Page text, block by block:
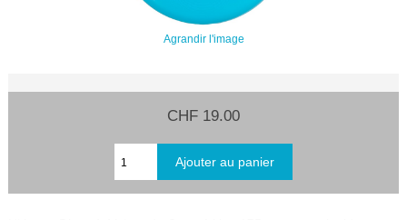
Agrandir l'image
CHF 19.00